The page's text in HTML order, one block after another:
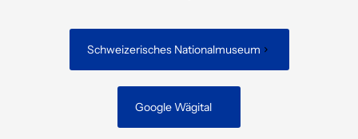
Schweizerisches Nationalmuseum
Google Wägital